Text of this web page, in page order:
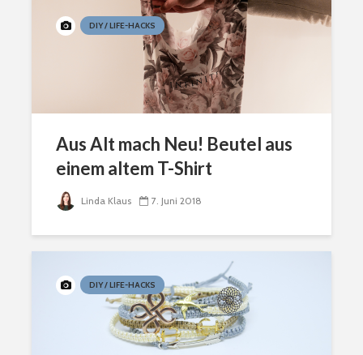
DIY / LIFE-HACKS
Aus Alt mach Neu! Beutel aus
einem altem T-Shirt
Linda Klaus 7. Juni 2018
DIY / LIFE-HACKS